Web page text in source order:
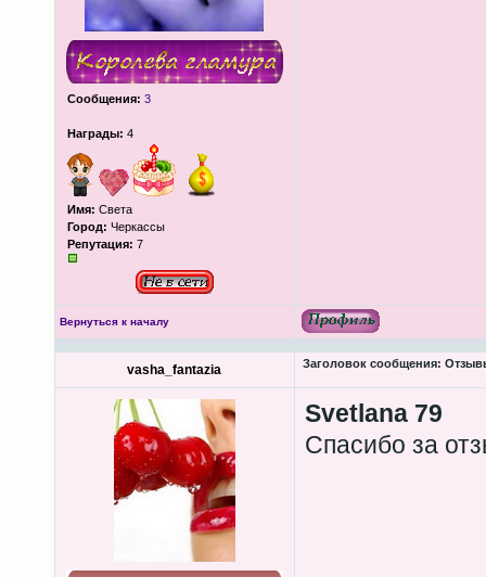
Сообщения: 3
Награды: 4
Имя: Света
Город: Черкассы
Репутация: 7
Вернуться к началу
vasha_fantazia Заголовок сообщения:
Svetlana 79
Спасибо за